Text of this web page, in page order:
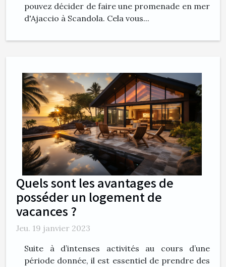
pouvez décider de faire une promenade en mer
d'Ajaccio à Scandola. Cela vous...
Quels sont les avantages de
posséder un logement de
vacances ?
Jeu. 19 janvier 2023
Suite à d’intenses activités au cours d’une
période donnée, il est essentiel de prendre des